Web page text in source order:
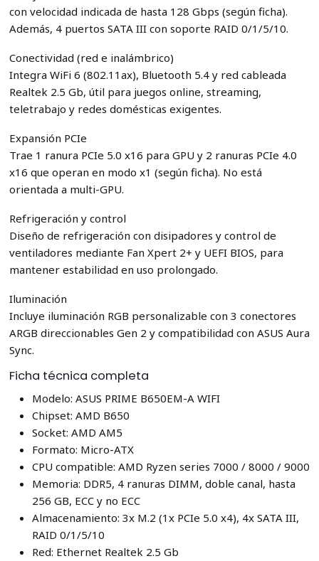
con velocidad indicada de hasta 128 Gbps (según ficha).
Además, 4 puertos SATA III con soporte RAID 0/1/5/10.
Conectividad (red e inalámbrico)
Integra WiFi 6 (802.11ax), Bluetooth 5.4 y red cableada
Realtek 2.5 Gb, útil para juegos online, streaming,
teletrabajo y redes domésticas exigentes.
Expansión PCIe
Trae 1 ranura PCIe 5.0 x16 para GPU y 2 ranuras PCIe 4.0
x16 que operan en modo x1 (según ficha). No está
orientada a multi-GPU.
Refrigeración y control
Diseño de refrigeración con disipadores y control de
ventiladores mediante Fan Xpert 2+ y UEFI BIOS, para
mantener estabilidad en uso prolongado.
Iluminación
Incluye iluminación RGB personalizable con 3 conectores
ARGB direccionables Gen 2 y compatibilidad con ASUS Aura
Sync.
Ficha técnica completa
Modelo: ASUS PRIME B650EM-A WIFI
Chipset: AMD B650
Socket: AMD AM5
Formato: Micro-ATX
CPU compatible: AMD Ryzen series 7000 / 8000 / 9000
Memoria: DDR5, 4 ranuras DIMM, doble canal, hasta
256 GB, ECC y no ECC
Almacenamiento: 3x M.2 (1x PCIe 5.0 x4), 4x SATA III,
RAID 0/1/5/10
Red: Ethernet Realtek 2.5 Gb